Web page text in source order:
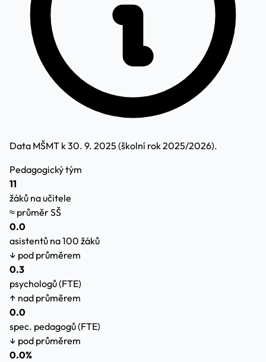
Data MŠMT k 30. 9. 2025 (školní rok 2025/2026).
Pedagogický tým
11
žáků na učitele
≈ průměr SŠ
0.0
asistentů na 100 žáků
↓ pod průměrem
0.3
psychologů (FTE)
↑ nad průměrem
0.0
spec. pedagogů (FTE)
↓ pod průměrem
0.0%